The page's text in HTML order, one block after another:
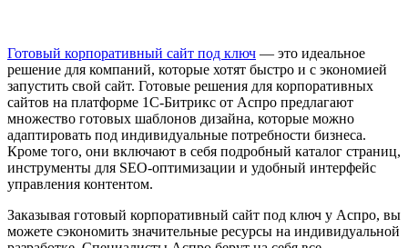
Готовый корпоративный сайт под ключ — это идеальное
решение для компаний, которые хотят быстро и с экономией
запустить свой сайт. Готовые решения для корпоративных
сайтов на платформе 1С-Битрикс от Аспро предлагают
множество готовых шаблонов дизайна, которые можно
адаптировать под индивидуальные потребности бизнеса.
Кроме того, они включают в себя подробный каталог страниц,
инструменты для SEO-оптимизации и удобный интерфейс
управления контентом.
Заказывая готовый корпоративный сайт под ключ у Аспро, вы
можете сэкономить значительные ресурсы на индивидуальной